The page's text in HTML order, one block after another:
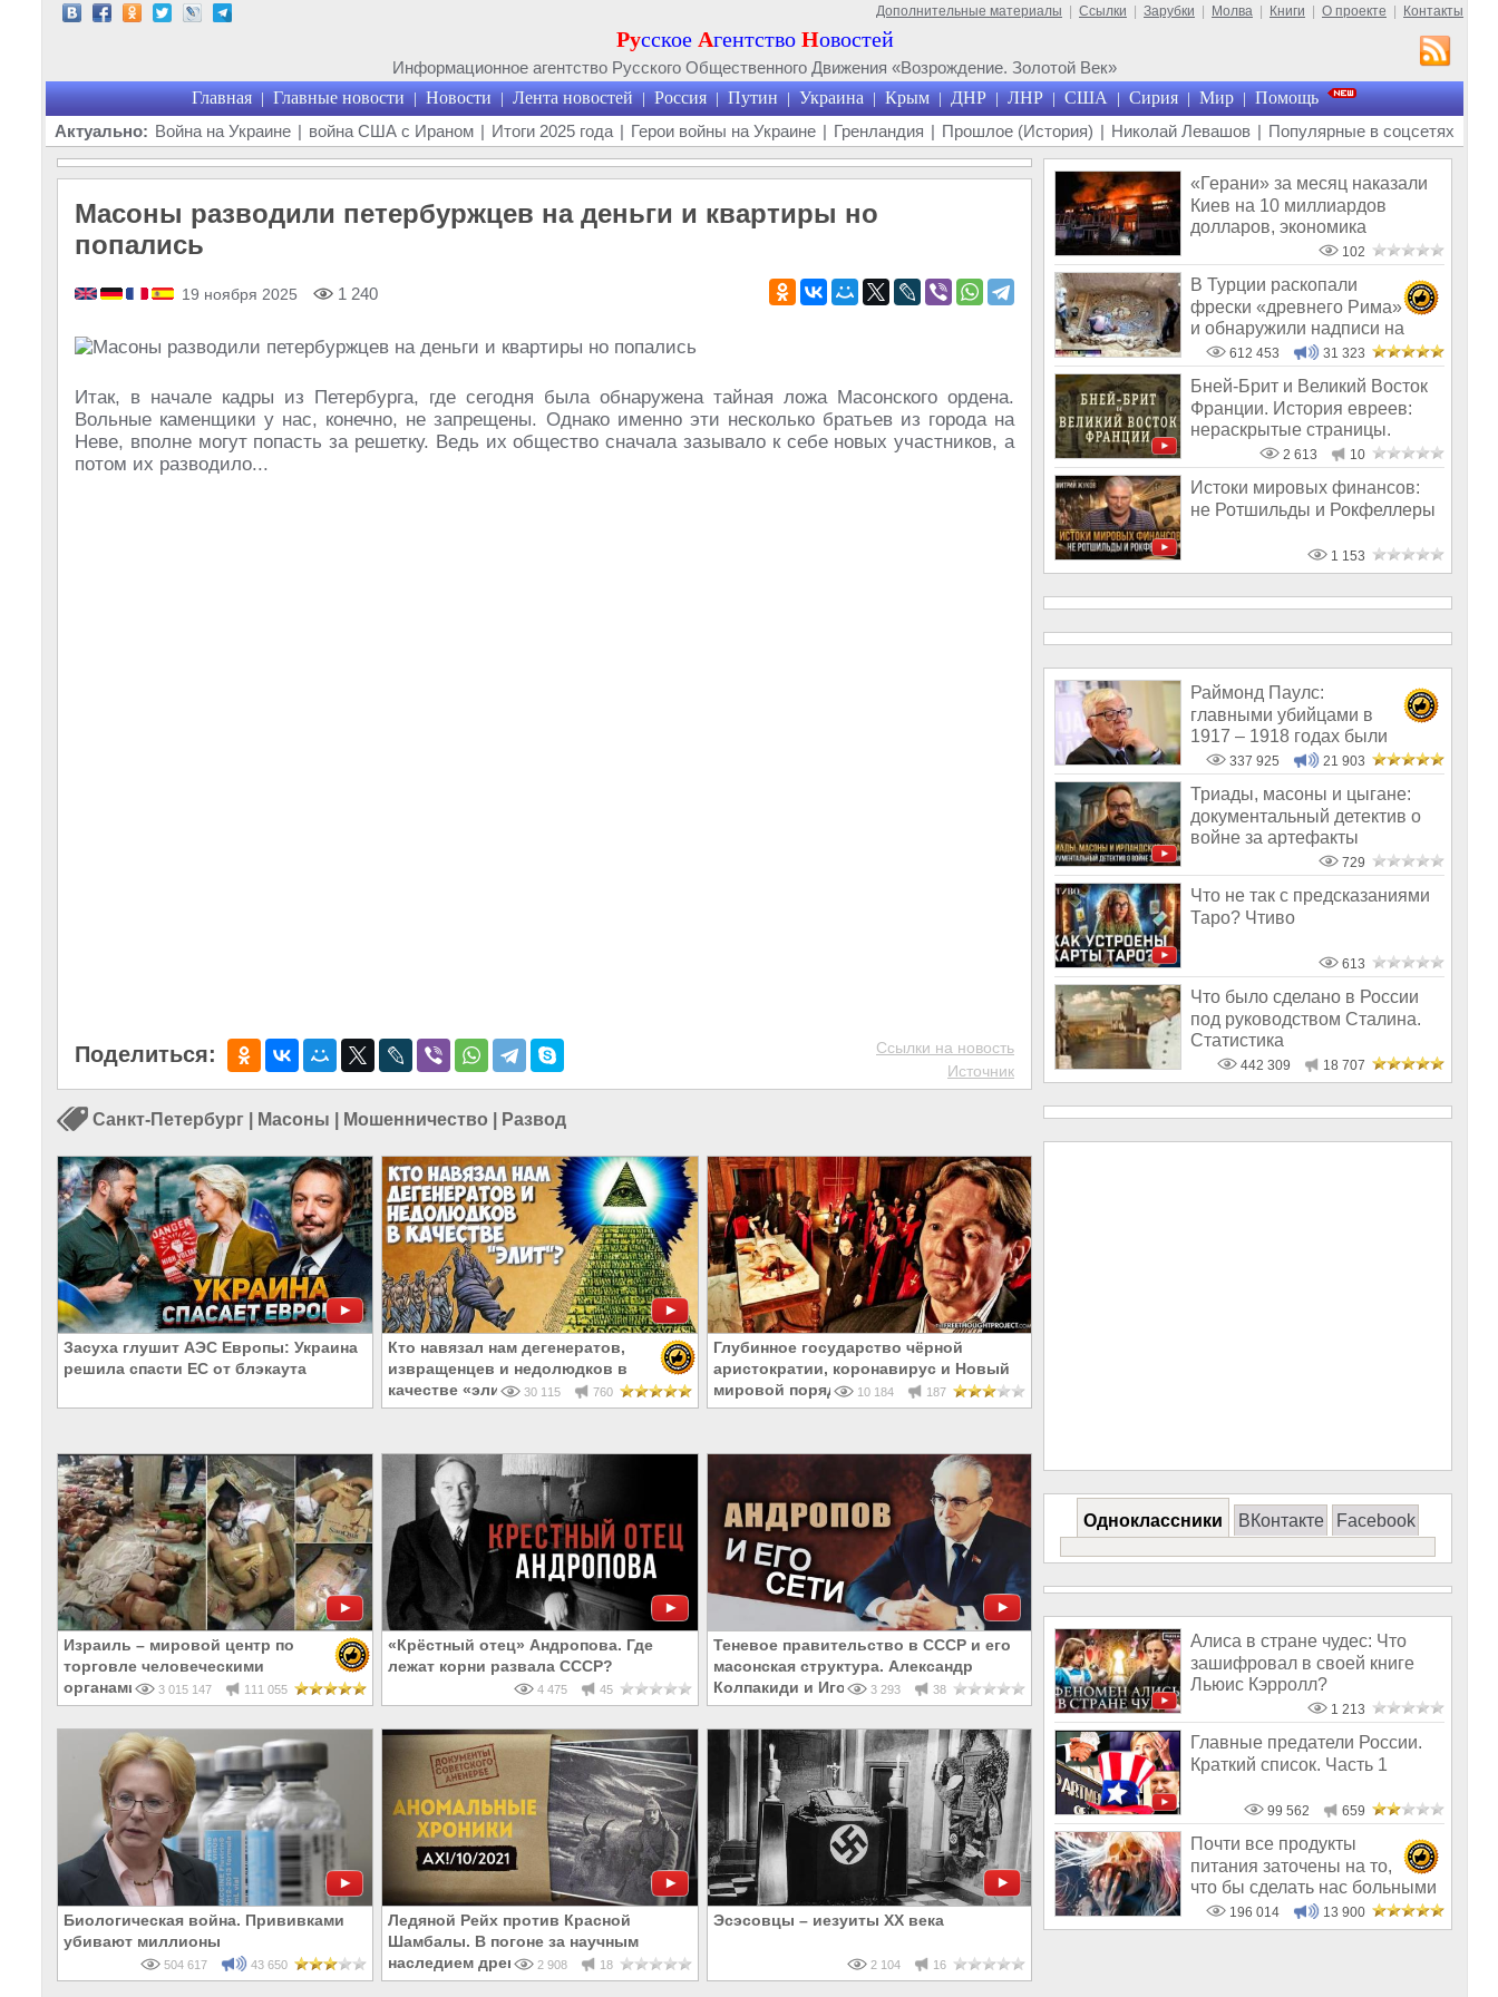
Дополнительные материалы Ссылки Зарубки Молва Книги О проекте Контакты
Русское Агентство Новостей
Информационное агентство Русского Общественного Движения «Возрождение. Золотой Век»
Главная | Главные новости | Новости | Лента новостей | Россия | Путин | Украина | Крым | ДНР | ЛНР | США | Сирия | Мир | Помощь
Актуально: Война на Украине | война США с Ираном | Итоги 2025 года | Герои войны на Украине | Гренландия | Прошлое (История) | Николай Левашов | Популярные в соцсетях
Масоны разводили петербуржцев на деньги и квартиры но
попались
19 ноября 2025 1 240
Итак, в начале кадры из Петербурга, где сегодня была обнаружена тайная ложа Масонского ордена.
Вольные каменщики у нас, конечно, не запрещены. Однако именно эти несколько братьев из города на
Неве, вполне могут попасть за решетку. Ведь их общество сначала зазывало к себе новых участников, а
потом их разводило...
Поделиться:
Ссылки на новость
Источник
Санкт-Петербург Масоны Мошенничество Развод
Засуха глушит АЭС Европы: Украина
решила спасти ЕС от блэкаута
Кто навязал нам дегенератов,
извращенцев и недолюдков в
качестве «элит»?30 115 760
Глубинное государство чёрной
аристократии, коронавирус и Новый
мировой порядок. Часть 1
10 184 187
Израиль – мировой центр по
торговле человеческими
органами
3 015 147 111 055
«Крёстный отец» Андропова. Где
лежат корни развала СССР?
4 475 45
Теневое правительство в СССР и его
масонская структура. Александр
Колпакиди и Игорь Шишкин
3 293 38
Биологическая война. Прививками
убивают миллионы
504 617 43 650
Ледяной Рейх против Красной
Шамбалы. В погоне за научным
наследием древней цивилизации
2 908 18
Эсэсовцы – иезуиты XX века
2 104 16
«Герани» за месяц наказали
Киев на 10 миллиардов
долларов, экономика
Украины обнуля
102
В Турции раскопали
фрески «древнего Рима»
и обнаружили надписи на
Русском!
612 453 31 323
Бней-Брит и Великий Восток
Франции. История евреев:
нераскрытые страницы.
Константи 2 613 10
Истоки мировых финансов:
не Ротшильды и Рокфеллеры
1 153
Раймонд Паулс:
главными убийцами в
1917 – 1918 годах были
латыши и евреи, а не русс
337 925 21 903
Триады, масоны и цыгане:
документальный детектив о
войне за артефакты
729
Что не так с предсказаниями
Таро? Чтиво
613
Что было сделано в России
под руководством Сталина.
Статистика
442 309 18 707
Одноклассники ВКонтакте Facebook
Алиса в стране чудес: Что
зашифровал в своей книге
Льюис Кэрролл?
1 213
Главные предатели России.
Краткий список. Часть 1
99 562 659
Почти все продукты
питания заточены на то,
что бы сделать нас больными
и бесплодным
196 014 13 900